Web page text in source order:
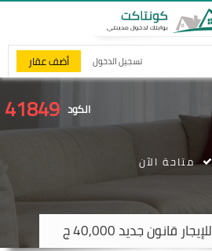
تسجيل الدخول أضف عقار
الكود 41849
للإيجار قانون جديد 40,000 ج
متاحة الآن